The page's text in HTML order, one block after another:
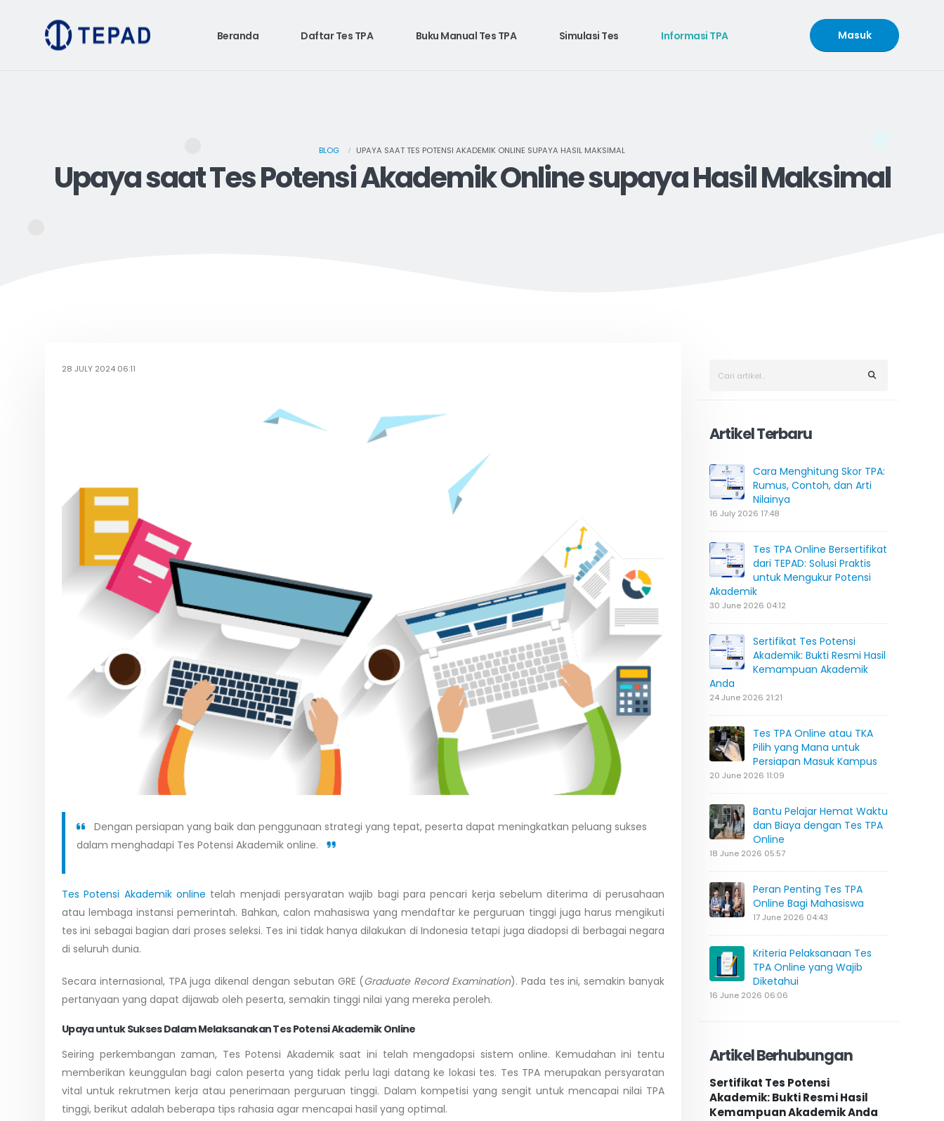
Beranda Daftar Tes TPA Buku Manual Tes TPA Simulasi Tes Informasi TPA Masuk
BLOG UPAYA SAAT TES POTENSI AKADEMIK ONLINE SUPAYA HASIL MAKSIMAL
Upaya saat Tes Potensi Akademik Online supaya Hasil Maksimal
28 JULY 2024 06:11
Dengan persiapan yang baik dan penggunaan strategi yang tepat, peserta dapat meningkatkan peluang sukses
dalam menghadapi Tes Potensi Akademik online.
Tes Potensi Akademik online telah menjadi persyaratan wajib bagi para pencari kerja sebelum diterima di perusahaan
atau lembaga instansi pemerintah. Bahkan, calon mahasiswa yang mendaftar ke perguruan tinggi juga harus mengikuti
tes ini sebagai bagian dari proses seleksi. Tes ini tidak hanya dilakukan di Indonesia tetapi juga diadopsi di berbagai negara
di seluruh dunia.
Secara internasional, TPA juga dikenal dengan sebutan GRE (Graduate Record Examination). Pada tes ini, semakin banyak
pertanyaan yang dapat dijawab oleh peserta, semakin tinggi nilai yang mereka peroleh.
Upaya untuk Sukses Dalam Melaksanakan Tes Potensi Akademik Online
Seiring perkembangan zaman, Tes Potensi Akademik saat ini telah mengadopsi sistem online. Kemudahan ini tentu
memberikan keunggulan bagi calon peserta yang tidak perlu lagi datang ke lokasi tes. Tes TPA merupakan persyaratan
vital untuk rekrutmen kerja atau penerimaan perguruan tinggi. Dalam kompetisi yang sengit untuk mencapai nilai TPA
tinggi, berikut adalah beberapa tips rahasia agar mencapai hasil yang optimal.
Artikel Terbaru
Cara Menghitung Skor TPA:
Rumus, Contoh, dan Arti
Nilainya
16 July 2026 17:48
Tes TPA Online Bersertifikat
dari TEPAD: Solusi Praktis
untuk Mengukur Potensi
Akademik
30 June 2026 04:12
Sertifikat Tes Potensi
Akademik: Bukti Resmi Hasil
Kemampuan Akademik
Anda
24 June 2026 21:21
Tes TPA Online atau TKA
Pilih yang Mana untuk
Persiapan Masuk Kampus
20 June 2026 11:09
Bantu Pelajar Hemat Waktu
dan Biaya dengan Tes TPA
Online
18 June 2026 05:57
Peran Penting Tes TPA
Online Bagi Mahasiswa
17 June 2026 04:43
Kriteria Pelaksanaan Tes
TPA Online yang Wajib
Diketahui
16 June 2026 06:06
Artikel Berhubungan
Sertifikat Tes Potensi
Akademik: Bukti Resmi Hasil
Kemampuan Akademik Anda